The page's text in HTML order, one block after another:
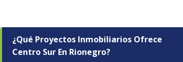
¿Qué Proyectos Inmobiliarios Ofrece
Centro Sur En Rionegro?